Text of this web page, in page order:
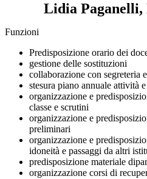
Lidia
Funzioni
Predisposizione orario dei
gestione delle sostituzioni
collaborazione con segreteria
stesura piano annuale attività
organizzazione e
classe e scrutini
organizzazione e
preliminari
organizzazione e
idoneità e passaggi da altri
predisposizione materiale
organizzazione corsi di